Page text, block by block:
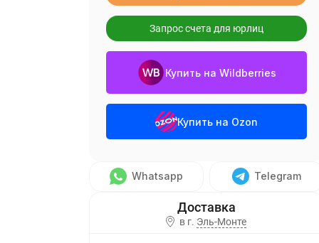
Запрос счета для юрлиц
Купить на Wildberries
Купить на Ozon
Whatsapp Telegram
в г. Эль-Монте